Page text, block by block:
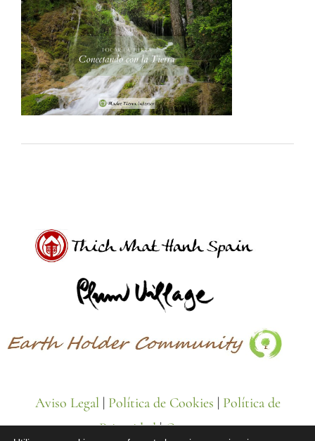
Aviso Legal| Política de Cookies | Política de
Privacidad|Contacto